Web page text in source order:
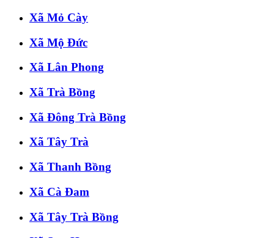
Xã Mỏ Cày
Xã Mộ Đức
Xã Lân Phong
Xã Trà Bồng
Xã Đông Trà Bồng
Xã Tây Trà
Xã Thanh Bồng
Xã Cà Đam
Xã Tây Trà Bồng